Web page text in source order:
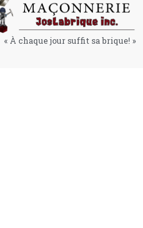
« À chaque jour suffit sa brique! »